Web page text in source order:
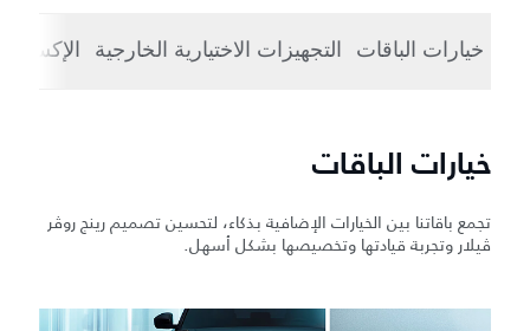
خيارات الباقات التجهيزات الاختيارية الخارجية
خيارات الباقات
تجمع باقاتنا بين الخيارات الإضافية بذكاء، لتحسين تصميم رينج روڤر
ڤيلار وتجربة قيادتها وتخصيصها بشكل أسهل.